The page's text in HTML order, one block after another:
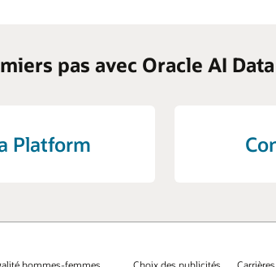
pas avec Oracle AI
Platform